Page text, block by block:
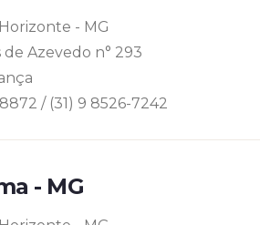
- MG
de Azevedo n° 293
/ (31) 9 8526-7242
- MG